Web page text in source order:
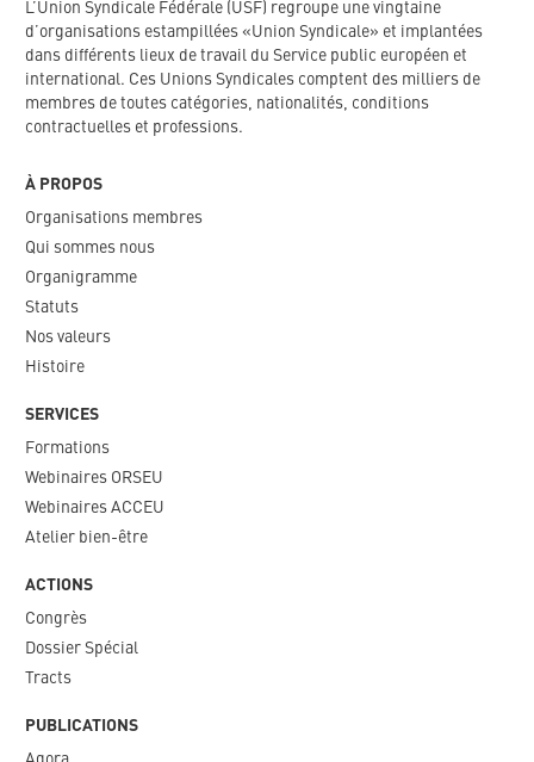
L’Union Syndicale Fédérale (USF) regroupe une vingtaine
d’organisations estampillées «Union Syndicale» et implantées
dans différents lieux de travail du Service public européen et
international. Ces Unions Syndicales comptent des milliers de
membres de toutes catégories, nationalités, conditions
contractuelles et professions.
À PROPOS
Organisations membres
Qui sommes nous
Organigramme​
Statuts
Nos valeurs​
Histoire
SERVICES
Formations
Webinaires ORSEU​
Webinaires ACCEU
Atelier bien-être
ACTIONS
Congrès
Dossier Spécial
Tracts
PUBLICATIONS